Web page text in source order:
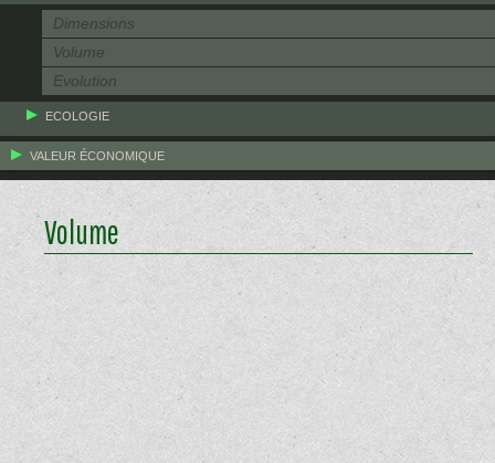
Dimensions
Volume
Evolution
ECOLOGIE
VALEUR ÉCONOMIQUE
Volume